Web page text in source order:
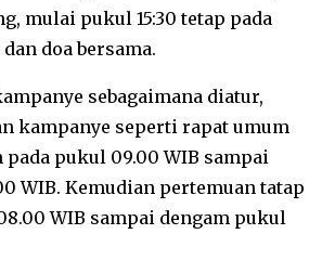
mulai pukul 15:30 tetap pada
doa bersama.
sebagaimana diatur,
kampanye seperti rapat umum
pukul 09.00 WIB sampai
WIB. Kemudian pertemuan tatap
WIB sampai dengam pukul